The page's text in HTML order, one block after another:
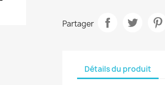
Partager
Détails du produit